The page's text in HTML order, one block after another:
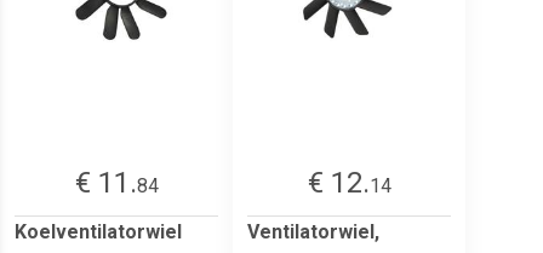
€ 11.84
Koelventilatorwiel
€ 12.14
Ventilatorwiel,